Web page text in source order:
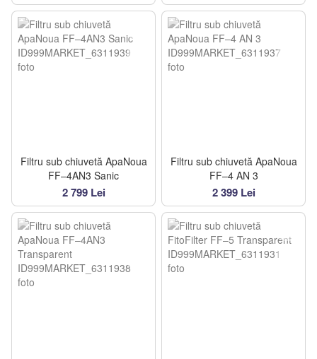
Filtru sub chiuvetă ApaNoua
FF–4AN3 Sanic
2 799 Lei
Filtru sub chiuvetă ApaNoua
FF–4 AN 3
2 399 Lei